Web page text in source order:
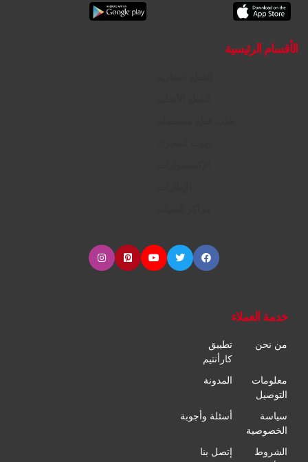
الأقسام الرئيسية
خدمة العملاء
من نحن
تطبيق
كارأنتيم
معلومات
التوصيل
المدونة
سياسة
الخصوصية
أسئلة وأجوبة
الشروط
إتصل بنا